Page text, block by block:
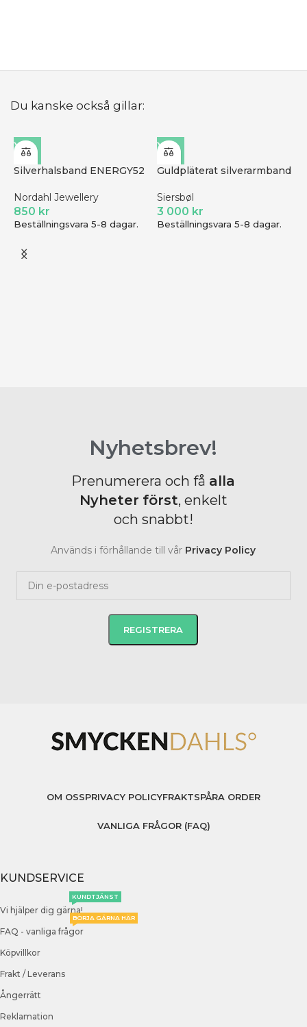
Du kanske också gillar:
Silverhalsband ENERGY52
Nordahl Jewellery
850 kr
Beställningsvara 5-8 dagar.
Guldpläterat silverarmband
Siersbøl
3 000 kr
Beställningsvara 5-8 dagar.
Nyhetsbrev!
Prenumerera och få alla
Nyheter först, enkelt
och snabbt!
Används i förhållande till vår Privacy Policy
OM OSSPRIVACY POLICYFRAKTSPÅRA ORDER
VANLIGA FRÅGOR (FAQ)
KUNDSERVICE
Vi hjälper dig gärna!
KUNDTJÄNST
FAQ - vanliga frågor
BÖRJA GÄRNA HÄR
Köpvillkor
Frakt / Leverans
Ångerrätt
Reklamation